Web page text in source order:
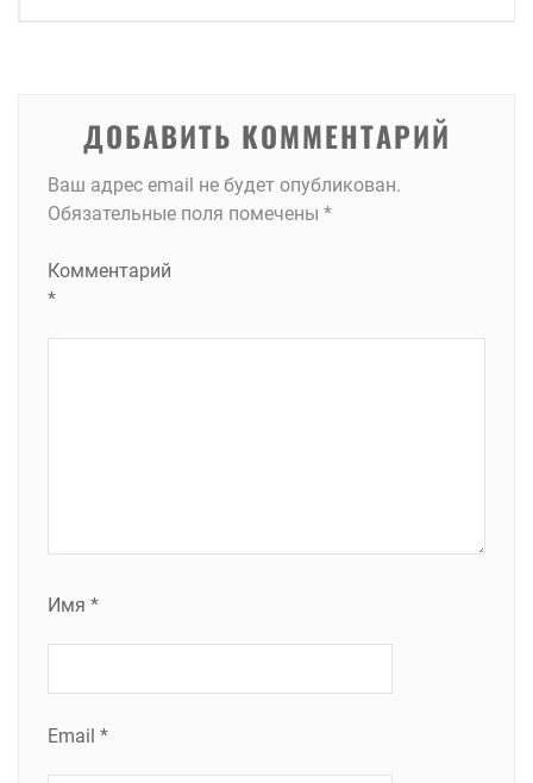
ДОБАВИТЬ КОММЕНТАРИЙ
Ваш адрес email не будет опубликован.
Обязательные поля помечены *
Комментарий
*
Имя *
Email *